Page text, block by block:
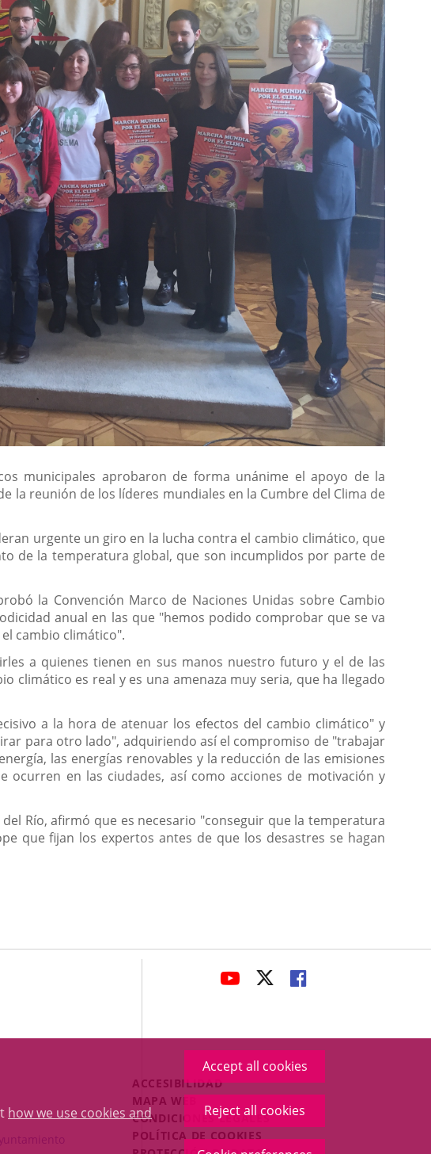
how we use cookies and
Accept all cookies
Reject all cookies
municipales aprobaron de forma unánime el apoyo de la
la reunión de los líderes mundiales en la Cumbre del Clima de
urgente un giro en la lucha contra el cambio climático, que
de la temperatura global, que son incumplidos por parte de
la Convención Marco de Naciones Unidas sobre Cambio
anual en las que "hemos podido comprobar que se va
cambio climático".
a quienes tienen en sus manos nuestro futuro y el de las
climático es real y es una amenaza muy seria, que ha llegado
a la hora de atenuar los efectos del cambio climático" y
para otro lado", adquiriendo así el compromiso de "trabajar
las energías renovables y la reducción de las emisiones
ocurren en las ciudades, así como acciones de motivación y
Río, afirmó que es necesario "conseguir que la temperatura
que fijan los expertos antes de que los desastres se hagan
LINK
APPLICATION.
LINK
APPLICATION.
LINK
APPLICATION.
Menú
Legal
Footer
ACCESIBILIDAD
MAPA WEB
CONDICIONES LEGALES
POLÍTICA DE COOKIES